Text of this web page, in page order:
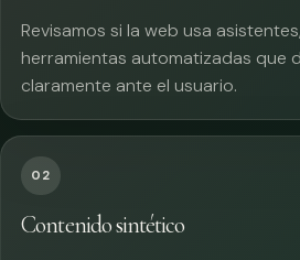
Revisamos si la web usa
herramientas automatizadas que
claramente ante el usuario.
02
Contenido sintético